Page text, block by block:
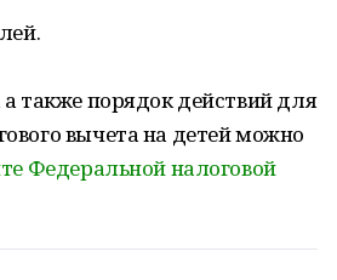
также порядок действий для
вычета на детей можно
Федеральной налоговой